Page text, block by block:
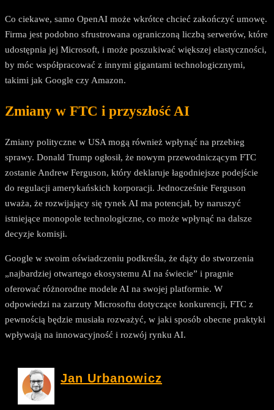
Co ciekawe, samo OpenAI może wkrótce chcieć zakończyć umowę.
Firma jest podobno sfrustrowana ograniczoną liczbą serwerów, które
udostępnia jej Microsoft, i może poszukiwać większej elastyczności,
by móc współpracować z innymi gigantami technologicznymi,
takimi jak Google czy Amazon.
Zmiany w FTC i przyszłość AI
Zmiany polityczne w USA mogą również wpłynąć na przebieg
sprawy. Donald Trump ogłosił, że nowym przewodniczącym FTC
zostanie Andrew Ferguson, który deklaruje łagodniejsze podejście
do regulacji amerykańskich korporacji. Jednocześnie Ferguson
uważa, że rozwijający się rynek AI ma potencjał, by naruszyć
istniejące monopole technologiczne, co może wpłynąć na dalsze
decyzje komisji.
Google w swoim oświadczeniu podkreśla, że dąży do stworzenia
„najbardziej otwartego ekosystemu AI na świecie” i pragnie
oferować różnorodne modele AI na swojej platformie. W
odpowiedzi na zarzuty Microsoftu dotyczące konkurencji, FTC z
pewnością będzie musiała rozważyć, w jaki sposób obecne praktyki
wpływają na innowacyjność i rozwój rynku AI.
Jan Urbanowicz